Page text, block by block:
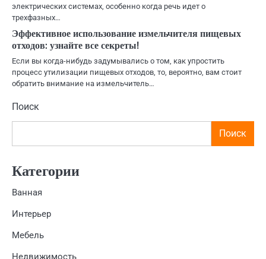
электрических системах, особенно когда речь идет о
трехфазных…
Эффективное использование измельчителя пищевых
отходов: узнайте все секреты!
Если вы когда-нибудь задумывались о том, как упростить
процесс утилизации пищевых отходов, то, вероятно, вам стоит
обратить внимание на измельчитель…
Поиск
Поиск
Категории
Ванная
Интерьер
Мебель
Недвижимость